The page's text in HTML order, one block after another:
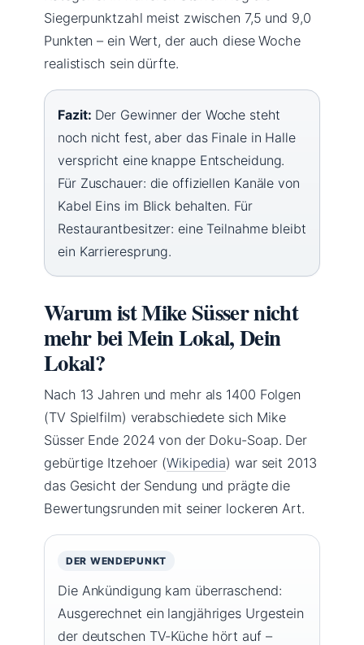
Siegerpunktzahl meist zwischen 7,5 und 9,0
Punkten – ein Wert, der auch diese Woche
realistisch sein dürfte.
Fazit: Der Gewinner der Woche steht
noch nicht fest, aber das Finale in Halle
verspricht eine knappe Entscheidung.
Für Zuschauer: die offiziellen Kanäle von
Kabel Eins im Blick behalten. Für
Restaurantbesitzer: eine Teilnahme bleibt
ein Karrieresprung.
Warum ist Mike Süsser nicht
mehr bei Mein Lokal, Dein
Lokal?
Nach 13 Jahren und mehr als 1400 Folgen
(TV Spielfilm) verabschiedete sich Mike
Süsser Ende 2024 von der Doku-Soap. Der
gebürtige Itzehoer (Wikipedia) war seit 2013
das Gesicht der Sendung und prägte die
Bewertungsrunden mit seiner lockeren Art.
DER WENDEPUNKT
Die Ankündigung kam überraschend:
Ausgerechnet ein langjähriges Urgestein
der deutschen TV-Küche hört auf –